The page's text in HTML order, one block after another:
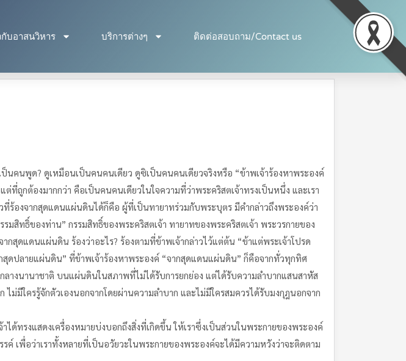
กับอาสนวิหาร บริการต่างๆ ติดต่อสอบถาม/Contact us
นคนพูด? ดูเหมือนเป็นคนคนเดียว ดูซิเป็นคนคนเดียวจริงหรือ “ข้าพเจ้าร้องหาพระองค์
ถูกต้องมากกว่า คือเป็นคนคนเดียวในใจความที่ว่าพระคริสตเจ้าทรงเป็นหนึ่ง และเรา
ร้องจากสุดแดนแผ่นดินได้ก็คือ ผู้ที่เป็นทายาทร่วมกับพระบุตร มีคำกล่าวถึงพระองค์ว่า
สิทธิ์ของท่าน” กรรมสิทธิ์ของพระคริสตเจ้า ทายาทของพระคริสตเจ้า พระวรกายของ
กสุดแดนแผ่นดิน ร้องว่าอะไร? ร้องตามที่ข้าพเจ้ากล่าวไว้แต่ต้น “ข้าแต่พระเจ้าโปรด
ดปลายแผ่นดิน” ที่ข้าพเจ้าร้องหาพระองค์ “จากสุดแดนแผ่นดิน” ก็คือจากทั่วทุกทิศ
ลางนานาชาติ บนแผ่นดินในสภาพที่ไม่ได้รับการยกย่อง แต่ได้รับความลำบากแสนสาหัส
ไม่มีใครรู้จักตัวเองนอกจากโดยผ่านความลำบาก และไม่มีใครสมควรได้รับมงกุฎนอกจาก
ทรงแสดงเครื่องหมายบ่งบอกถึงสิ่งที่เกิดขึ้น ให้เราซึ่งเป็นส่วนในพระกายของพระองค์
เพื่อว่าเราทั้งหลายที่เป็นอวัยวะในพระกายของพระองค์จะได้มีความหวังว่าจะติดตาม